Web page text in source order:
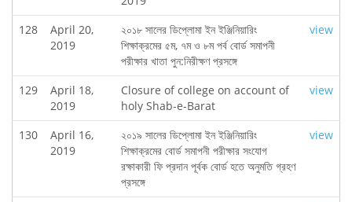
128
April 20,
2019
২০১৮ সালের ডিপ্লোমা ইন ইঞ্জিনিয়ারিং
শিক্ষাক্রমের ৫ম, ৭ম ও ৮ম পর্ব বোর্ড সমাপনী
পরীক্ষার খাতা পুন:নিরীক্ষণ প্রসঙ্গে
view
129
April 18,
2019
Closure of college on account of
holy Shab-e-Barat
view
130
April 16,
2019
২০১৯ সালের ডিপ্লোমা ইন ইঞ্জিনিয়ারিং
শিক্ষাক্রমের বোর্ড সমাপনী পরীক্ষার সংযোগ
রক্ষাকারী ফি প্রদান পূর্বক বোর্ড হতে অনুমতি গ্রহণ
প্রসঙ্গে
view